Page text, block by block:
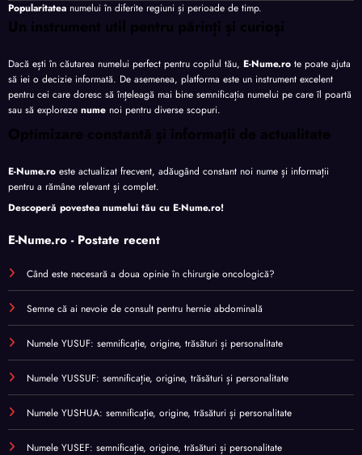
Popularitatea numelui în diferite regiuni și perioade de timp.
Un instrument util pentru părinți și curioși
Dacă ești în căutarea numelui perfect pentru copilul tău, E-Nume.ro te poate ajuta
să iei o decizie informată. De asemenea, platforma este un instrument excelent
pentru cei care doresc să înțeleagă mai bine semnificația numelui pe care îl poartă
sau să exploreze nume noi pentru diverse scopuri.
Optimizare constantă și informații de actualitate
E-Nume.ro este actualizat frecvent, adăugând constant noi nume și informații
pentru a rămâne relevant și complet.
Descoperă povestea numelui tău cu E-Nume.ro!
E-Nume.ro - Postate recent
Când este necesară a doua opinie în chirurgie oncologică?
Semne că ai nevoie de consult pentru hernie abdominală
Numele YUSUF: semnificație, origine, trăsături și personalitate
Numele YUSSUF: semnificație, origine, trăsături și personalitate
Numele YUSHUA: semnificație, origine, trăsături și personalitate
Numele YUSEF: semnificație, origine, trăsături și personalitate